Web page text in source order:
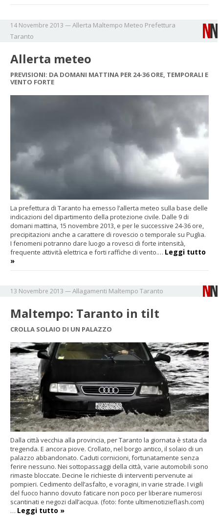
14 Novembre 2013 —Allerta Maltempo Meteo Prefettura
Taranto
Allerta meteo
PREVISIONI: DA DOMANI MATTINA PER 24-36 ORE, TEMPORALI E
VENTO FORTE
La prefettura di Taranto ha emesso l’allerta meteo sulla base delle
indicazioni del dipartimento della protezione civile. Dalle 9 di
domani mattina, 15 novembre 2013, e per le successive 24-36 ore,
precipitazioni anche a carattere di rovescio o temporale su Puglia.
I fenomeni potranno dare luogo a rovesci di forte intensità,
frequente attività elettrica e forti raffiche di vento.… Leggi tutto
»
13 Novembre 2013 —Allagamenti Maltempo Taranto
Maltempo: Taranto in tilt
CROLLA SOLAIO DI UN PALAZZO
Dalla città vecchia alla provincia, per Taranto la giornata è stata da
tregenda. E ancora piove. Crollato, nel borgo antico, il solaio di un
palazzo abbandonato. Caduti cornicioni, fortunatamente senza
ferire nessuno. Nei sottopassaggi della città, varie automobili sono
rimaste bloccate. Decine le richieste di interventi pervenute ai
pompieri. Cedimento dell’asfalto, e voragini, in varie strade. I vigili
del fuoco hanno dovuto faticare non poco per liberare numerosi
scantinati e negozi dall’acqua. (foto: fonte ultimenotizieflash.com)
… Leggi tutto »